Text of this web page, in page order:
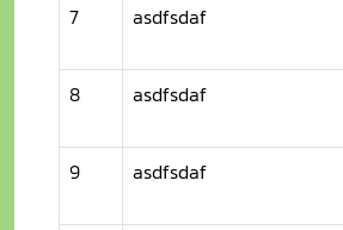
7
asdfsdaf
8
asdfsdaf
9
asdfsdaf